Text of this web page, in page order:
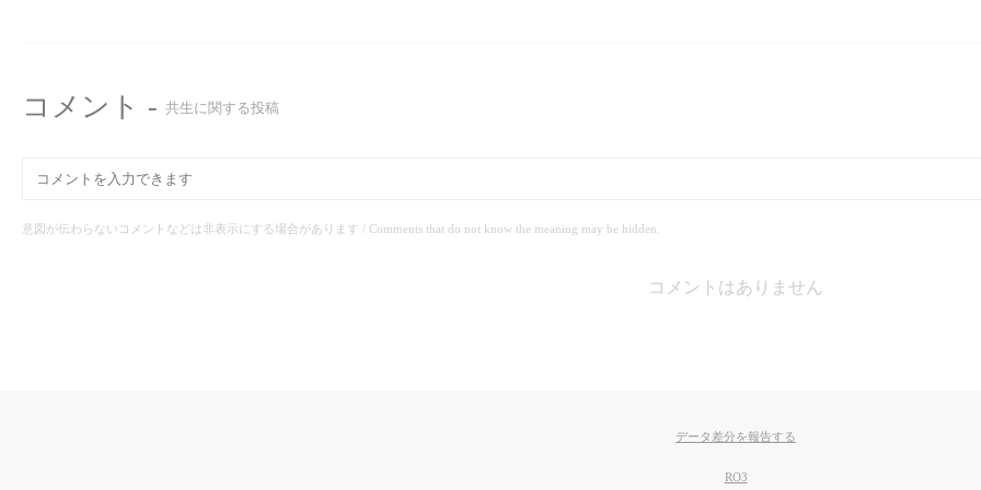
コメント - 共生に関する投稿
意図が伝わらないコメントなどは非表示にする場合があります / Comments that do not know the meaning may be hidden.
コメントはありません
データ差分を報告する
RO3